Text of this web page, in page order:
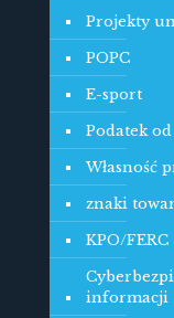
Projekty
POPC
E-sport
Podatek
Własność
znaki
KPO/FERC
informacji